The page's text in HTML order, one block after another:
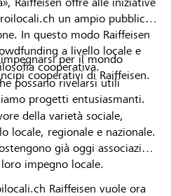
un ampio pubblico
In questo modo Raiffeisen
a livello locale e
cooperativa.
possano rivelarsi utili
progetti entusiasmanti.
per il mondo
cooperativi di Raiffeisen.
della varietà sociale,
locale, regionale e nazionale.
già oggi associazioni
impegno locale.
Raiffeisen vuole ora